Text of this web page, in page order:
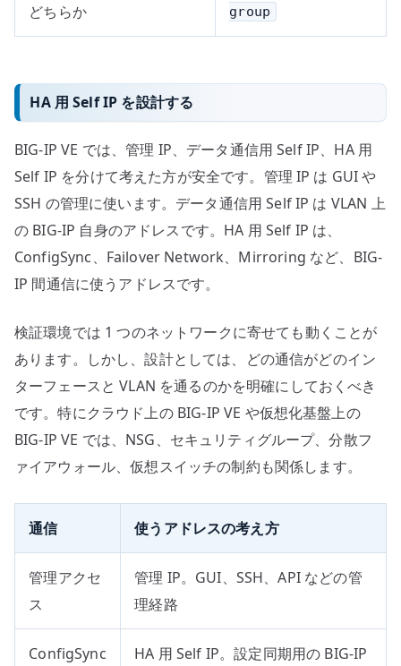
どちらか
group
HA 用 Self IP を設計する
BIG-IP VE では、管理 IP、データ通信用 Self IP、HA 用
Self IP を分けて考えた方が安全です。管理 IP は GUI や
SSH の管理に使います。データ通信用 Self IP は VLAN 上
の BIG-IP 自身のアドレスです。HA 用 Self IP は、
ConfigSync、Failover Network、Mirroring など、BIG-
IP 間通信に使うアドレスです。
検証環境では 1 つのネットワークに寄せても動くことが
あります。しかし、設計としては、どの通信がどのイン
ターフェースと VLAN を通るのかを明確にしておくべき
です。特にクラウド上の BIG-IP VE や仮想化基盤上の
BIG-IP VE では、NSG、セキュリティグループ、分散フ
ァイアウォール、仮想スイッチの制約も関係します。
通信 使うアドレスの考え方
管理アクセ
ス
管理 IP。GUI、SSH、API などの管
理経路
ConfigSync
HA 用 Self IP。設定同期用の BIG-IP